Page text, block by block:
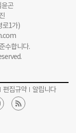
윤곤
로1가)
수합니다.
편집규약 알립니다